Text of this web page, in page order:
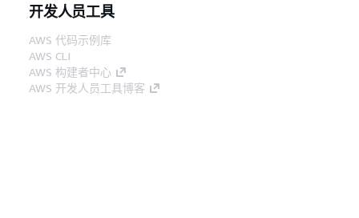
开发人员工具
AWS 代码示例库
AWS CLI
AWS 构建者中心
AWS 开发人员工具博客